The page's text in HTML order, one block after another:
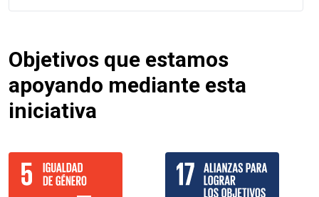
Objetivos que estamos
apoyando mediante esta
iniciativa